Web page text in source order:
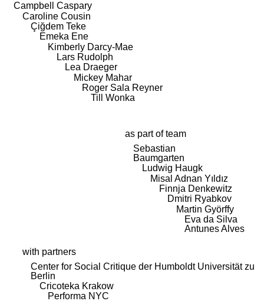
Campbell Caspary
Caroline Cousin
Çiğdem Teke
Emeka Ene
Kimberly Darcy-Mae
Lars Rudolph
Lea Draeger
Mickey Mahar
Roger Sala Reyner
Till Wonka
as part of team
Sebastian
Baumgarten
Ludwig Haugk
Misal Adnan Yıldız
Finnja Denkewitz
Dmitri Ryabkov
Martin Györffy
Eva da Silva
Antunes Alves
with partners
Center for Social Critique der Humboldt Universität zu
Berlin
Cricoteka Krakow
Performa NYC